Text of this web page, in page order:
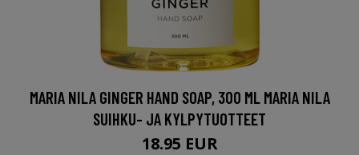
MARIA NILA GINGER HAND SOAP, 300 ML MARIA NILA
SUIHKU- JA KYLPYTUOTTEET
18.95 EUR